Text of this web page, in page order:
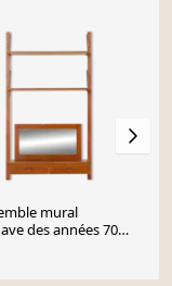
mural
des années 70
et un miroir,